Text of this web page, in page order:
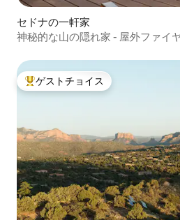
セドナの一軒家
神秘的な山の隠れ家 - 屋外ファイ
大好評のゲストチョイスです。
ゲストチョイス